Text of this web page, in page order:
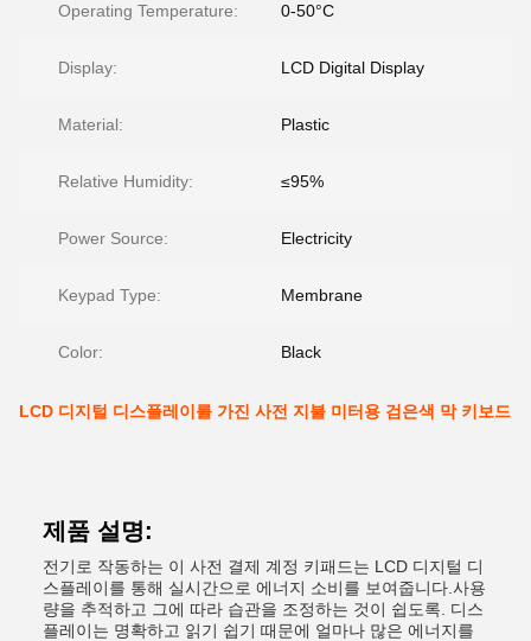
Operating Temperature: 0-50°C
Display: LCD Digital Display
Material: Plastic
Relative Humidity: ≤95%
Power Source: Electricity
Keypad Type: Membrane
Color: Black
LCD 디지털 디스플레이를 가진 사전 지불 미터용 검은색 막 키보드
제품 설명:
전기로 작동하는 이 사전 결제 계정 키패드는 LCD 디지털 디
스플레이를 통해 실시간으로 에너지 소비를 보여줍니다.사용
량을 추적하고 그에 따라 습관을 조정하는 것이 쉽도록. 디스
플레이는 명확하고 읽기 쉽기 때문에 얼마나 많은 에너지를